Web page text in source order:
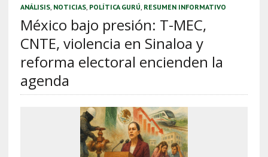
ANÁLISIS, NOTICIAS, POLÍTICA GURÚ RESUMEN INFORMATIVO
México bajo presión: T-MEC,
CNTE, violencia en Sinaloa y
reforma electoral encienden la
agenda